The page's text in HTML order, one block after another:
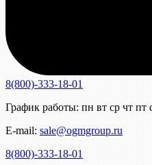
8(800)-333-18-01
График работы: пн вт ср чт пт
E-mail: sale@ogmgroup.ru
8(800)-333-18-01